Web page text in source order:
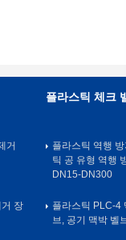
거
장
플라스틱 체크
플라스틱 역행 방
틱 공 유형 역행
DN15-DN300
플라스틱 PLC-4
브, 공기 맥박 벨